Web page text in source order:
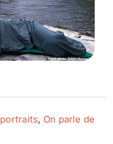
, On parle de